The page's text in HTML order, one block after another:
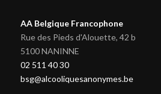
AA Belgique Francophone
Rue des Pieds d'Alouette, 42 b
5100 NANINNE
02 511 40 30
bsg@alcooliquesanonymes.be